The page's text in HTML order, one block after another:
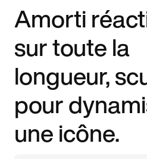
Amorti
sur toute la
longueur,
pour
une icône.